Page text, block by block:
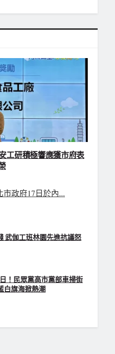
工研積極響應獲市府表
政府17日於內...
武伽工班林園先進抗議怒
！民眾黨高市黨部車掃街
旗海掀熱潮